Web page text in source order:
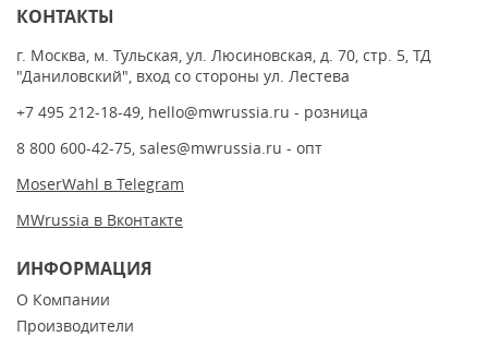
КОНТАКТЫ
г. Москва, м. Тульская, ул. Люсиновская, д. 70, стр. 5, ТД
"Даниловский", вход со стороны ул. Лестева
+7 495 212-18-49, hello@mwrussia.ru - розница
8 800 600-42-75, sales@mwrussia.ru - опт
MoserWahl в Telegram
MWrussia в Вконтакте
ИНФОРМАЦИЯ
О Компании
Производители